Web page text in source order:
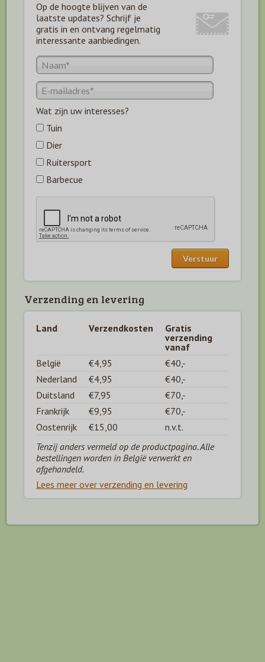
Op de hoogte blijven van de
laatste updates? Schrijf je
gratis in en ontvang regelmatig
interessante aanbiedingen.
Wat zijn uw interesses?
Tuin
Dier
Ruitersport
Barbecue
Verzending en levering
Land Verzendkosten
Gratis
verzending
vanaf
België
€4,95
€40,-
Nederland
€4,95
€40,-
Duitsland
€7,95
€70,-
Frankrijk
€9,95
€70,-
Oostenrijk
€15,00
n.v.t.
Tenzij anders vermeld op de productpagina. Alle
bestellingen worden in België verwerkt en
afgehandeld.
Lees meer over verzending en levering